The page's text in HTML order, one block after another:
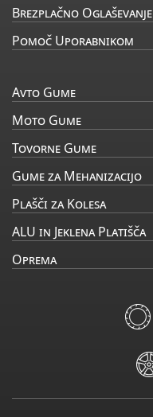
Brezplačno Oglaševanje
Pomoč Uporabnikom
Avto Gume
Moto Gume
Tovorne Gume
Gume za Mehanizacijo
Plašči za Kolesa
ALU in Jeklena Platišča
Oprema